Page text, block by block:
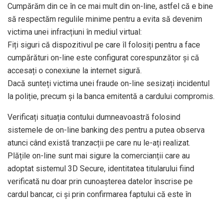
Cumpărăm din ce în ce mai mult din on-line, astfel că e bine
să respectăm regulile minime pentru a evita să devenim
victima unei infracțiuni în mediul virtual:
Fiți siguri că dispozitivul pe care îl folosiți pentru a face
cumpărături on-line este configurat corespunzător și că
accesați o conexiune la internet sigură.
Dacă sunteți victima unei fraude on-line sesizați incidentul
la poliție, precum și la banca emitentă a cardului compromis.
Verificați situația contului dumneavoastră folosind
sistemele de on-line banking des pentru a putea observa
atunci când există tranzacții pe care nu le-ați realizat.
Plățile on-line sunt mai sigure la comercianții care au
adoptat sistemul 3D Secure, identitatea titularului fiind
verificată nu doar prin cunoașterea datelor înscrise pe
cardul bancar, ci și prin confirmarea faptului că este în